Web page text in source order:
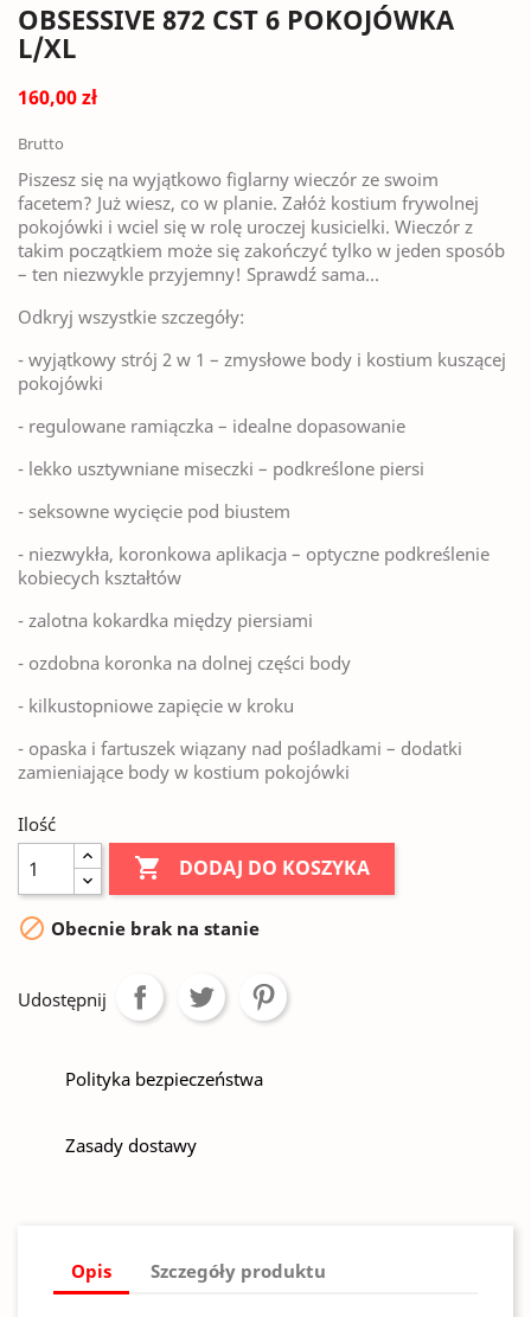
OBSESSIVE 872 CST 6 POKOJÓWKA
L/XL
160,00 zł
Brutto
Piszesz się na wyjątkowo figlarny wieczór ze swoim
facetem? Już wiesz, co w planie. Załóż kostium frywolnej
pokojówki i wciel się w rolę uroczej kusicielki. Wieczór z
takim początkiem może się zakończyć tylko w jeden sposób
– ten niezwykle przyjemny! Sprawdź sama…
Odkryj wszystkie szczegóły:
- wyjątkowy strój 2 w 1 – zmysłowe body i kostium kuszącej
pokojówki
- regulowane ramiączka – idealne dopasowanie
- lekko usztywniane miseczki – podkreślone piersi
- seksowne wycięcie pod biustem
- niezwykła, koronkowa aplikacja – optyczne podkreślenie
kobiecych kształtów
- zalotna kokardka między piersiami
- ozdobna koronka na dolnej części body
- kilkustopniowe zapięcie w kroku
- opaska i fartuszek wiązany nad pośladkami – dodatki
zamieniające body w kostium pokojówki
Ilość
 DODAJ DO KOSZYKA
 Obecnie brak na stanie
Udostępnij
Polityka bezpieczeństwa
Zasady dostawy
Opis Szczegóły produktu